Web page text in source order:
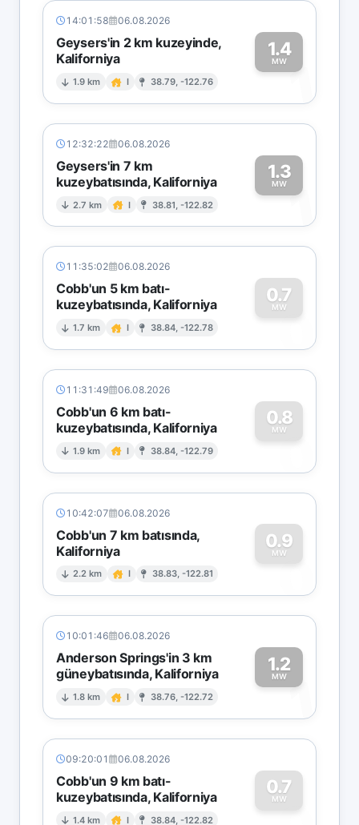
14:01:58 06.08.2026
Geysers'in 2 km kuzeyinde,
Kaliforniya
1.9 km I 38.79, -122.76
1.4
MW1
12:32:22 06.08.2026
Geysers'in 7 km
kuzeybatısında, Kaliforniya
2.7 km I 38.81, -122.82
1.3
MW1
11:35:02 06.08.2026
Cobb'un 5 km batı-
kuzeybatısında, Kaliforniya
1.7 km I 38.84, -122.78
0.7
MW
0
11:31:49 06.08.2026
Cobb'un 6 km batı-
kuzeybatısında, Kaliforniya
1.9 km I 38.84, -122.79
0.8
MW
0
10:42:07 06.08.2026
Cobb'un 7 km batısında,
Kaliforniya
2.2 km I 38.83, -122.81
0.9
MW
0
10:01:46 06.08.2026
Anderson Springs'in 3 km
güneybatısında, Kaliforniya
1.8 km I 38.76, -122.72
1.2
MW1
09:20:01 06.08.2026
Cobb'un 9 km batı-
kuzeybatısında, Kaliforniya
1.4 km I 38.84, -122.82
0.7
MW